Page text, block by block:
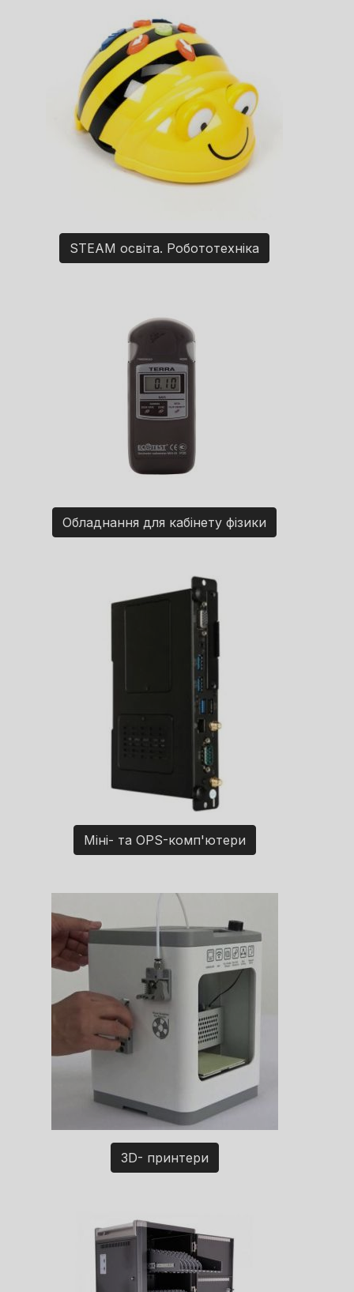
STEAM освіта. Робототехніка
Обладнання для кабінету фізики
Міні- та OPS-комп'ютери
3D- принтери